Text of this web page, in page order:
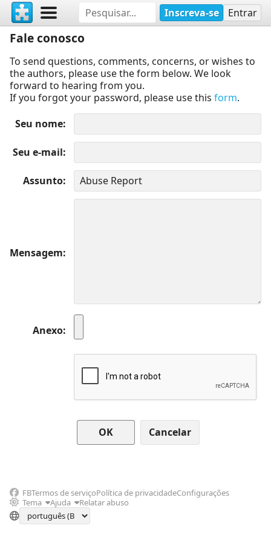
Inscreva-se Entrar
Fale conosco
To send questions, comments, concerns, or wishes to
the authors, please use the form below. We look
forward to hearing from you.
If you forgot your password, please use this form.
Seu nome
Seu e-mail
Assunto
Mensagem
Anexo
Cancelar
FBTermos de serviçoPolítica de privacidadeConfigurações
Tema
Ajuda Relatar abuso